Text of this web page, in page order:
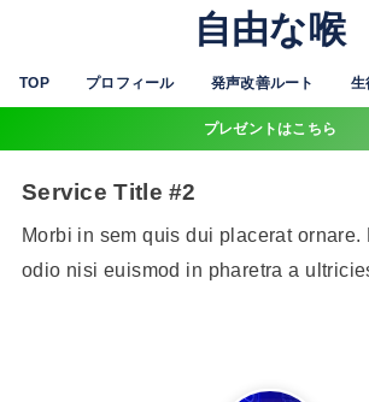
自由な喉
TOP プロフィール 発声改善ルート 生
プレゼントはこちら
Service Title #2
Morbi in sem quis dui placerat
odio nisi euismod in pharetra a